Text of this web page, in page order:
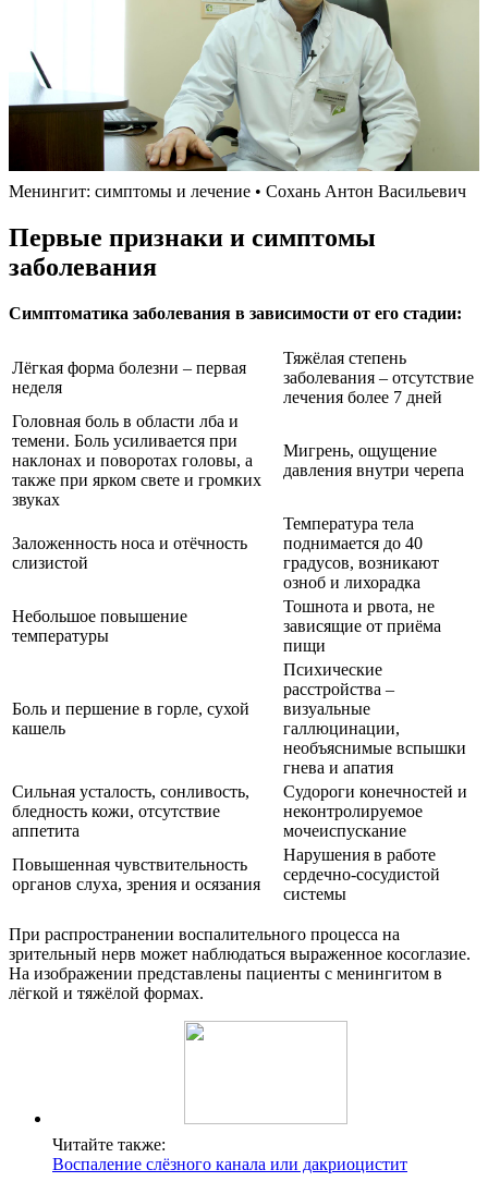
Менингит: симптомы и лечение • Сохань Антон Васильевич
Первые признаки и симптомы
заболевания
Симптоматика заболевания в зависимости от его стадии:
Лёгкая форма болезни – первая
неделя
Тяжёлая степень
заболевания – отсутствие
лечения более 7 дней
Головная боль в области лба и
темени. Боль усиливается при
наклонах и поворотах головы, а
также при ярком свете и громких
звуках
Мигрень, ощущение
давления внутри черепа
Заложенность носа и отёчность
слизистой
Температура тела
поднимается до 40
градусов, возникают
озноб и лихорадка
Небольшое повышение
температуры
Тошнота и рвота, не
зависящие от приёма
пищи
Боль и першение в горле, сухой
кашель
Психические
расстройства –
визуальные
галлюцинации,
необъяснимые вспышки
гнева и апатия
Сильная усталость, сонливость,
бледность кожи, отсутствие
аппетита
Судороги конечностей и
неконтролируемое
мочеиспускание
Повышенная чувствительность
органов слуха, зрения и осязания
Нарушения в работе
сердечно-сосудистой
системы
При распространении воспалительного процесса на
зрительный нерв может наблюдаться выраженное косоглазие.
На изображении представлены пациенты с менингитом в
лёгкой и тяжёлой формах.
Читайте также:
Воспаление слёзного канала или дакриоцистит